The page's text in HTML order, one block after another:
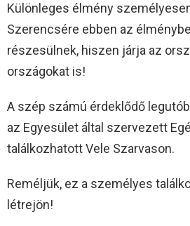
Különleges élmény
Szerencsére ebben az
részesülnek, hiszen járja az
országokat is!
A szép számú érdeklődő
az Egyesület által szervezett
találkozhatott Vele Szarvason.
Reméljük, ez a személyes
létrejön!